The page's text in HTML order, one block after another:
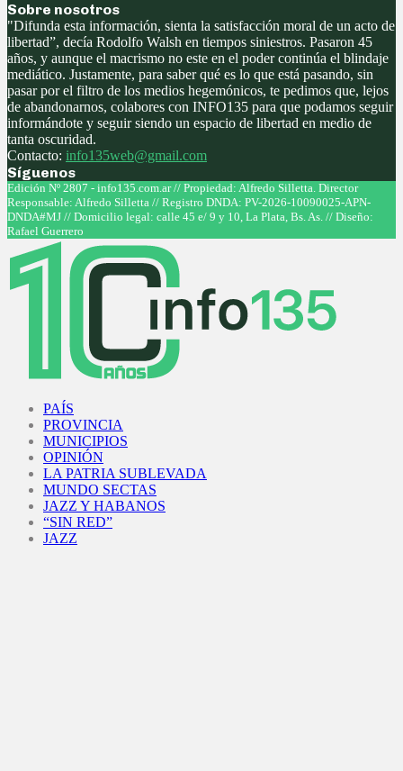
Sobre nosotros
"Difunda esta información, sienta la satisfacción moral de un acto de
libertad”, decía Rodolfo Walsh en tiempos siniestros. Pasaron 45
años, y aunque el macrismo no este en el poder continúa el blindaje
mediático. Justamente, para saber qué es lo que está pasando, sin
pasar por el filtro de los medios hegemónicos, te pedimos que, lejos
de abandonarnos, colabores con INFO135 para que podamos seguir
informándote y seguir siendo un espacio de libertad en medio de
tanta oscuridad.
Contacto: info135web@gmail.com
Síguenos
Facebook
Twitter
Instagram
Youtube
Edición Nº 2807 - info135.com.ar // Propiedad: Alfredo Silletta. Director
Responsable: Alfredo Silletta // Registro DNDA: PV-2026-10090025-APN-
DNDA#MJ // Domicilio legal: calle 45 e/ 9 y 10, La Plata, Bs. As. // Diseño:
Rafael Guerrero
PAÍS
PROVINCIA
MUNICIPIOS
OPINIÓN
LA PATRIA SUBLEVADA
MUNDO SECTAS
JAZZ Y HABANOS
“SIN RED”
JAZZ